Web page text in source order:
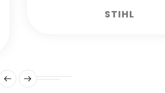
STIHL